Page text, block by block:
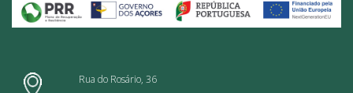
Rua do Rosário, 36